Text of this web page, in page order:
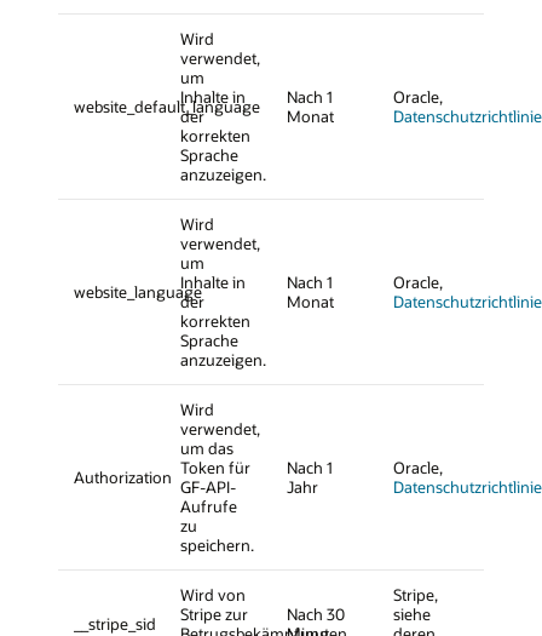
website_default_language
Wird
verwendet,
um
Inhalte in
der
korrekten
Sprache
anzuzeigen.
Nach 1
Monat
Oracle,
Datenschutzrichtlinie
website_language
Wird
verwendet,
um
Inhalte in
der
korrekten
Sprache
anzuzeigen.
Nach 1
Monat
Oracle,
Datenschutzrichtlinie
Authorization
Wird
verwendet,
um das
Token für
GF-API-
Aufrufe
zu
speichern.
Nach 1
Jahr
Oracle,
Datenschutzrichtlinie
__stripe_sid
Wird von
Stripe zur
Nach 30
Stripe,
siehe